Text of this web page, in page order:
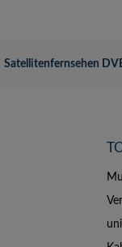
Satellitenfernsehen